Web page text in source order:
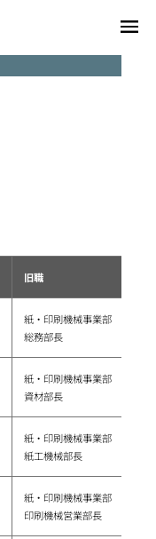
旧職
紙・印刷機械事業部
総務部長
紙・印刷機械事業部
資材部長
紙・印刷機械事業部
紙工機械部長
紙・印刷機械事業部
印刷機械営業部長